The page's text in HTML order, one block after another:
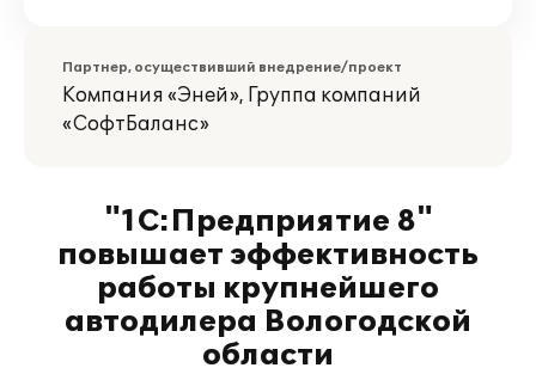
Партнер, осуществивший внедрение/проект
Компания «Эней», Группа компаний
«СофтБаланс»
"1С:Предприятие 8"
повышает эффективность
работы крупнейшего
автодилера Вологодской
области